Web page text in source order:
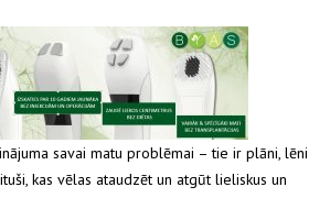
savai matu problēmai – tie ir plāni, lēni
kas vēlas ataudzēt un atgūt lieliskus un